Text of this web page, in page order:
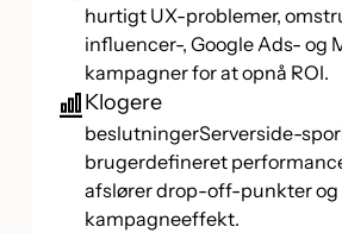
hurtigt UX-problemer,
influencer-, Google Ads- og
kampagner for at opnå ROI.
Klogere
beslutningerServerside-
brugerdefineret
afslører drop-off-punkter og
kampagneeffekt.